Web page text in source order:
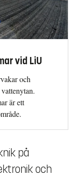
vid LiU
och
är ett
på
och